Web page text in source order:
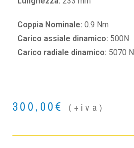
Coppia Nominale: 0.9 Nm
Carico assiale dinamico: 500N
Carico radiale dinamico: 5070 N
300,00€ (+iva)